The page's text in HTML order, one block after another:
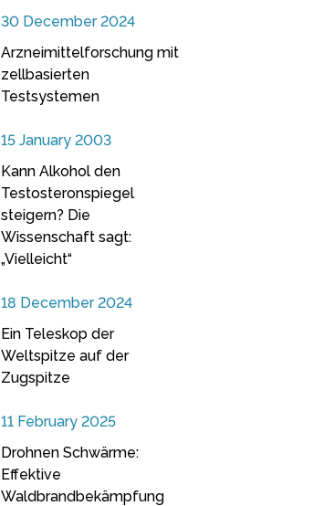
30 December 2024
Arzneimittelforschung mit
zellbasierten
Testsystemen
15 January 2003
Kann Alkohol den
Testosteronspiegel
steigern? Die
Wissenschaft sagt:
„Vielleicht“
18 December 2024
Ein Teleskop der
Weltspitze auf der
Zugspitze
11 February 2025
Drohnen Schwärme:
Effektive
Waldbrandbekämpfung